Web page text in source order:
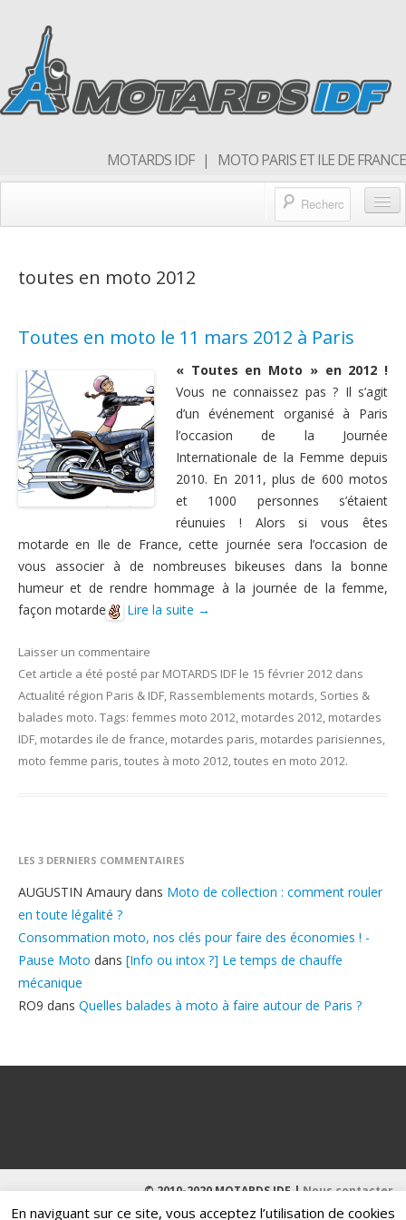
MOTARDS IDF | MOTO PARIS ET ILE DE FRANCE
Forum
Rejoins nous
Nous contacter
toutes en moto 2012
Toutes en moto le 11 mars 2012 à Paris
« Toutes en Moto » en 2012 !
Vous ne connaissez pas ? Il s’agit
d’un événement organisé à Paris
l’occasion de la Journée
Internationale de la Femme depuis
2010. En 2011, plus de 600 motos
et 1000 personnes s’étaient
réunuies ! Alors si vous êtes
motarde en Ile de France, cette journée sera l’occasion de
vous associer à de nombreuses bikeuses dans la bonne
humeur et de rendre hommage à la journée de la femme,
façon motarde
Lire la suite →
Laisser un commentaire
Cet article a été posté par MOTARDS IDF le 15 février 2012 dans
Actualité région Paris & IDF, Rassemblements motards, Sorties &
balades moto. Tags: femmes moto 2012, motardes 2012, motardes
IDF, motardes ile de france, motardes paris, motardes parisiennes,
moto femme paris,toutes à moto 2012,toutes en moto 2012.
LES 3 DERNIERS COMMENTAIRES
AUGUSTIN Amaury dans Moto de collection : comment rouler
en toute légalité ?
Consommation moto, nos clés pour faire des économies ! -
Pause Moto dans [Info ou intox ?] Le temps de chauffe
mécanique
RO9 dans Quelles balades à moto à faire autour de Paris ?
© 2010-2020 MOTARDS IDF |Nous contacter
En naviguant sur ce site, vous acceptez l’utilisation de cookies